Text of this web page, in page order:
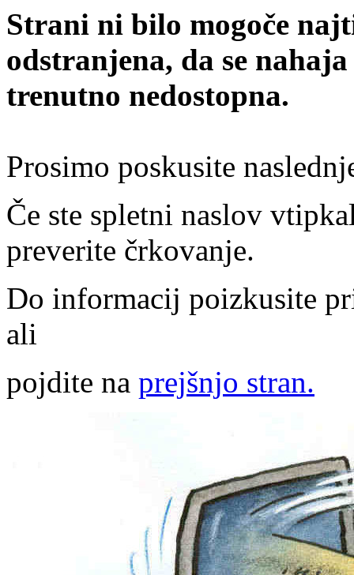
Strani ni bilo mogoče
odstranjena, da se
trenutno nedostopna.
Prosimo poskusite
Če ste spletni naslov
preverite črkovanje.
Do informacij poizkusite
ali
pojdite na prejšnjo stran.